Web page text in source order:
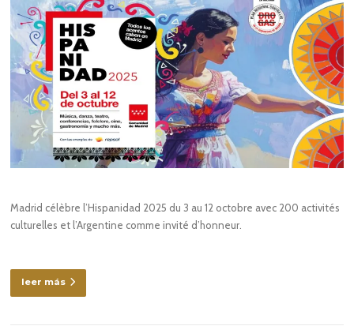
Madrid célèbre l’Hispanidad 2025 du 3 au 12 octobre avec 200 activités
culturelles et l’Argentine comme invité d’honneur.
leer más